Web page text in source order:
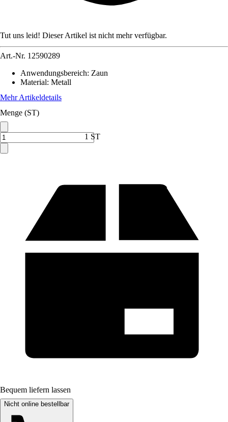
Tut uns leid! Dieser Artikel ist nicht mehr verfügbar.
Art.-Nr. 12590289
Anwendungsbereich: Zaun
Material: Metall
Mehr Artikeldetails
Menge (ST)
1 ST
Bequem liefern lassen
Nicht online bestellbar